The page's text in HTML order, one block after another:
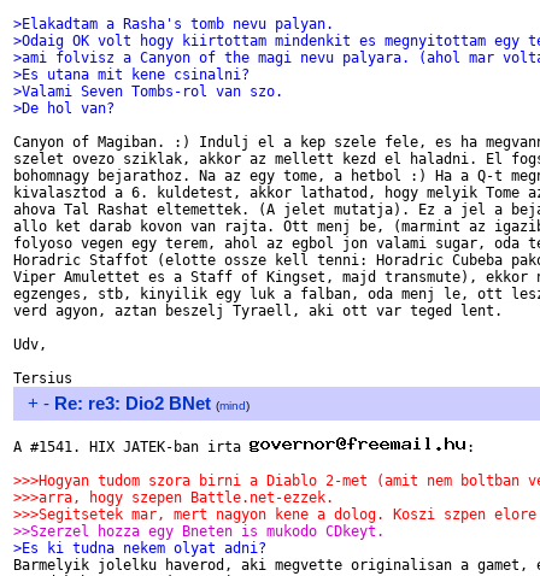
>Elakadtam a Rasha's tomb nevu palyan.
>Odaig OK volt hogy kiirtottam mindenkit es megnyitottam egy
>ami folvisz a Canyon of the magi nevu palyara. (ahol mar
>Es utana mit kene csinalni?
>Valami Seven Tombs-rol van szo.
>De hol van?
Canyon of Magiban. :) Indulj el a kep szele fele, es ha
szelet ovezo sziklak, akkor az mellett kezd el haladni. El
bohomnagy bejarathoz. Na az egy tome, a hetbol :) Ha a Q-t
kivalasztod a 6. kuldetest, akkor lathatod, hogy melyik Tome
ahova Tal Rashat eltemettek. (A jelet mutatja). Ez a jel a
allo ket darab kovon van rajta. Ott menj be, (marmint az
folyoso vegen egy terem, ahol az egbol jon valami sugar, oda
Horadric Staffot (elotte ossze kell tenni: Horadric Cubeba
Viper Amulettet es a Staff of Kingset, majd transmute), ekkor
egzenges, stb, kinyilik egy luk a falban, oda menj le, ott
verd agyon, aztan beszelj Tyraell, aki ott var teged lent.
Udv,
+ - Re: re3: Dio2 BNet (mind)
A #1541. HIX JATEK-ban irta
:
>>>Hogyan tudom szora birni a Diablo 2-met (amit nem boltban
>>>arra, hogy szepen Battle.net-ezzek.
>>>Segitsetek mar, mert nagyon kene a dolog. Koszi szpen
>>Szerzel hozza egy Bneten is mukodo CDkeyt.
>Es ki tudna nekem olyat adni?
Barmelyik jolelku haverod, aki megvette originalisan a